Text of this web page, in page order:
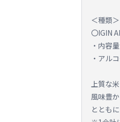
＜種類＞
〇IGIN
・内容
・アル
上質な
風味豊
ととも